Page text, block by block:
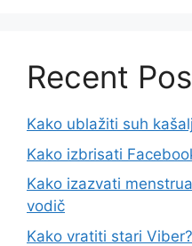
Recent
Kako ublažiti suh
Kako izbrisati
Kako izazvati
vodič
Kako vratiti stari